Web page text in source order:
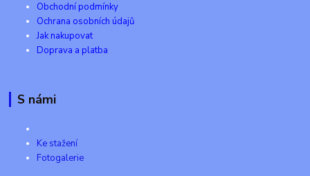
Obchodní podmínky
Ochrana osobních údajů
Jak nakupovat
Doprava a platba
S námi
Ke stažení
Fotogalerie